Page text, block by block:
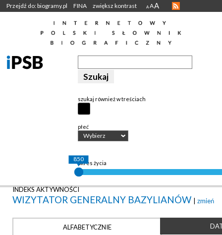
Przejdź do: biogramy.pl FINA zwiększ kontrast A AA
szukaj również w treściach
płeć
Wybierz
okres życia
850
INDEKS AKTYWNOŚCI
WIZYTATOR GENERALNY BAZYLIANÓW | zmień
ALFABETYCZNIE